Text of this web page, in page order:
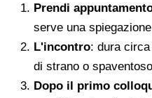
Prendi
serve una
L'incontro: dura
di strano o
Dopo il primo